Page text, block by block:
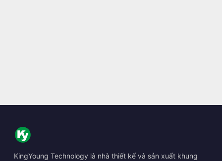
KingYoung Technology là nhà thiết kế và sản xuất khung